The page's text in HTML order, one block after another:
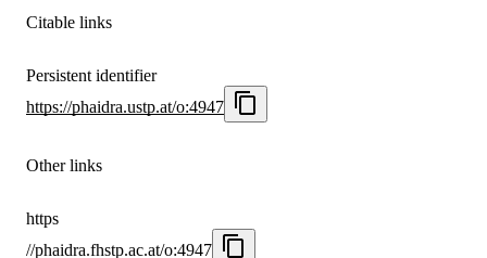
Citable links
Persistent identifier
https://phaidra.ustp.at/o:4947
Other links
https
//phaidra.fhstp.ac.at/o:4947